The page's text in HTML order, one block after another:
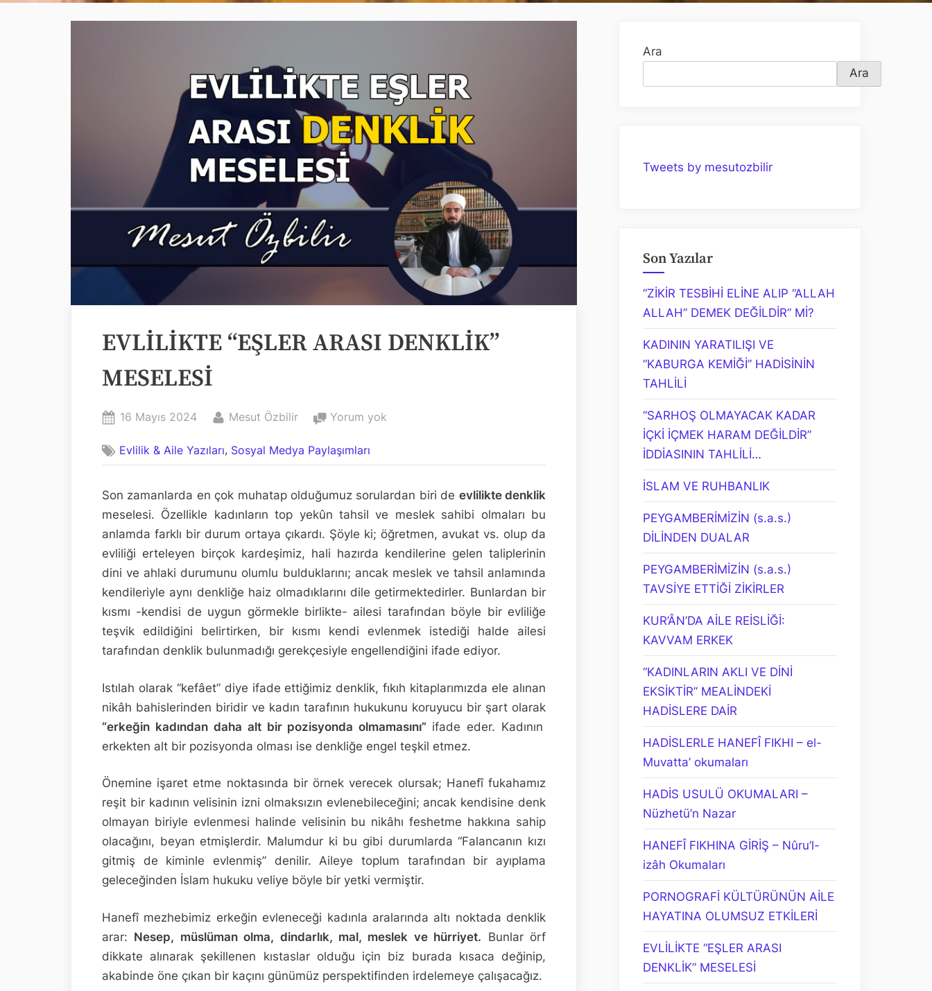
EVLİLİKTE “EŞLER ARASI DENKLİK”
MESELESİ
Posted
16 Mayıs 2024 By
Mesut Özbilir Yorum yok
MESELESİ
Evlilik & Aile Yazıları, Sosyal Medya Paylaşımları
Son zamanlarda en çok muhatap olduğumuz sorulardan biri de evlilikte denklik
meselesi. Özellikle kadınların top yekûn tahsil ve meslek sahibi olmaları bu
anlamda farklı bir durum ortaya çıkardı. Şöyle ki; öğretmen, avukat vs. olup da
evliliği erteleyen birçok kardeşimiz, hali hazırda kendilerine gelen taliplerinin
dini ve ahlaki durumunu olumlu bulduklarını; ancak meslek ve tahsil anlamında
kendileriyle aynı denkliğe haiz olmadıklarını dile getirmektedirler. Bunlardan bir
kısmı -kendisi de uygun görmekle birlikte- ailesi tarafından böyle bir evliliğe
teşvik edildiğini belirtirken, bir kısmı kendi evlenmek istediği halde ailesi
tarafından denklik bulunmadığı gerekçesiyle engellendiğini ifade ediyor.
Istılah olarak “kefâet” diye ifade ettiğimiz denklik, fıkıh kitaplarımızda ele alınan
nikâh bahislerinden biridir ve kadın tarafının hukukunu koruyucu bir şart olarak
“erkeğin kadından daha alt bir pozisyonda olmamasını” ifade eder. Kadının
erkekten alt bir pozisyonda olması ise denkliğe engel teşkil etmez.
Önemine işaret etme noktasında bir örnek verecek olursak; Hanefî fukahamız
reşit bir kadının velisinin izni olmaksızın evlenebileceğini; ancak kendisine denk
olmayan biriyle evlenmesi halinde velisinin bu nikâhı feshetme hakkına sahip
olacağını, beyan etmişlerdir. Malumdur ki bu gibi durumlarda “Falancanın kızı
gitmiş de kiminle evlenmiş” denilir. Aileye toplum tarafından bir ayıplama
geleceğinden İslam hukuku veliye böyle bir yetki vermiştir.
Hanefî mezhebimiz erkeğin evleneceği kadınla aralarında altı noktada denklik
arar: Nesep, müslüman olma, dindarlık, mal, meslek ve hürriyet. Bunlar örf
dikkate alınarak şekillenen kıstaslar olduğu için biz burada kısaca değinip,
akabinde öne çıkan bir kaçını günümüz perspektifinden irdelemeye çalışacağız.
Ara
Ara
Tweets by mesutozbilir
Son Yazılar
“ZİKİR TESBİHİ ELİNE ALIP “ALLAH
ALLAH” DEMEK DEĞİLDİR” Mİ?
KADININ YARATILIŞI VE
“KABURGA KEMİĞİ” HADİSİNİN
TAHLİLİ
“SARHOŞ OLMAYACAK KADAR
İÇKİ İÇMEK HARAM DEĞİLDİR”
İDDİASININ TAHLİLİ…
İSLAM VE RUHBANLIK
PEYGAMBERİMİZİN (s.a.s.)
DİLİNDEN DUALAR
PEYGAMBERİMİZİN (s.a.s.)
TAVSİYE ETTİĞİ ZİKİRLER
KUR’ÂN’DA AİLE REİSLİĞİ:
KAVVAM ERKEK
“KADINLARIN AKLI VE DİNİ
EKSİKTİR” MEALİNDEKİ
HADİSLERE DAİR
HADİSLERLE HANEFÎ FIKHI – el-
Muvatta’ okumaları
HADİS USULÜ OKUMALARI –
Nüzhetü’n Nazar
HANEFÎ FIKHINA GİRİŞ – Nûru’l-
izâh Okumaları
PORNOGRAFİ KÜLTÜRÜNÜN AİLE
HAYATINA OLUMSUZ ETKİLERİ
EVLİLİKTE “EŞLER ARASI
DENKLİK” MESELESİ